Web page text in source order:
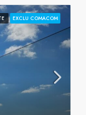
EXCLU COMACOM